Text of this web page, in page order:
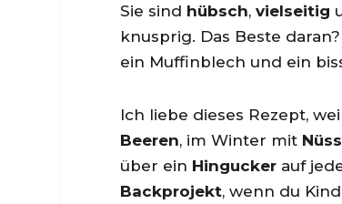
Sie sind hübsch, vielseitig
knusprig. Das Beste
ein Muffinblech und ein
Ich liebe dieses Rezept,
Beeren, im Winter mit
über ein Hingucker auf
Backprojekt, wenn du